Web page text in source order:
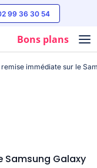
99 36 30 54
Bons plans
immédiate sur le
Galaxy